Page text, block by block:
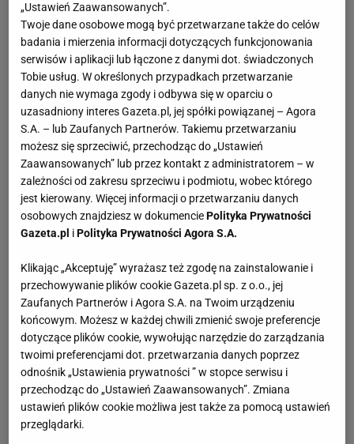
„Ustawień Zaawansowanych”.
Twoje dane osobowe mogą być przetwarzane także do celów
badania i mierzenia informacji dotyczących funkcjonowania
serwisów i aplikacji lub łączone z danymi dot. świadczonych
Tobie usług. W określonych przypadkach przetwarzanie
danych nie wymaga zgody i odbywa się w oparciu o
uzasadniony interes Gazeta.pl, jej spółki powiązanej – Agora
S.A. – lub Zaufanych Partnerów. Takiemu przetwarzaniu
możesz się sprzeciwić, przechodząc do „Ustawień
Zaawansowanych” lub przez kontakt z administratorem – w
zależności od zakresu sprzeciwu i podmiotu, wobec którego
jest kierowany. Więcej informacji o przetwarzaniu danych
osobowych znajdziesz w dokumenciePolityka Prywatności
Gazeta.pl iPolityka Prywatności Agora S.A.
Klikając „Akceptuję” wyrażasz też zgodę na zainstalowanie i
przechowywanie plików cookie Gazeta.pl sp. z o.o., jej
Zaufanych Partnerów i Agora S.A. na Twoim urządzeniu
końcowym. Możesz w każdej chwili zmienić swoje preferencje
dotyczące plików cookie, wywołując narzędzie do zarządzania
twoimi preferencjami dot. przetwarzania danych poprzez
odnośnik „Ustawienia prywatności ” w stopce serwisu i
przechodząc do „Ustawień Zaawansowanych”. Zmiana
ustawień plików cookie możliwa jest także za pomocą ustawień
przeglądarki.